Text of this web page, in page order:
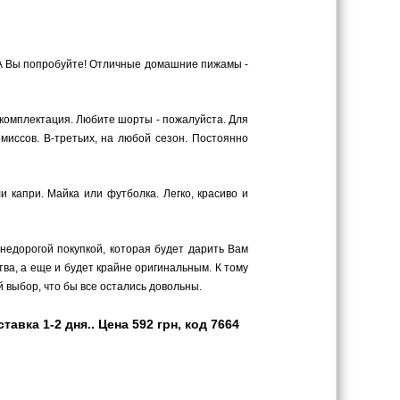
Вы попробуйте! Отличные домашние пижамы -
Любите шорты - пожалуйста. Для
В-третьих, на любой сезон. Постоянно
Майка или футболка. Легко, красиво и
покупкой, которая будет дарить Вам
а еще и будет крайне оригинальным. К тому
что бы все остались довольны.
1-2 дня.. Цена 592 грн, код 7664